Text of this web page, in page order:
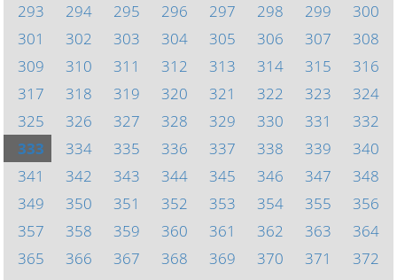
293
294 295 296 297 298 299
300
301
302 303 304 305 306 307
308
309
310 311 312 313 314 315
316
317
318 319 320 321 322 323
324
325
326 327 328 329 330 331
332
333
334 335 336 337 338 339
340
341
342 343 344 345 346 347
348
349
350 351 352 353 354 355
356
357
358 359 360 361 362 363
364
365
366 367 368 369 370 371
372